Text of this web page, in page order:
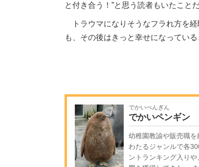
と付き合う！”と思う読者もいたことだ
トラウマになりそうなフラれ方を
も、その後はきっと幸せになっている
でかいぺんぎん
でかいペンギン
幼稚園教諭や販売職
わたるジャンルで各
ントランキング入り